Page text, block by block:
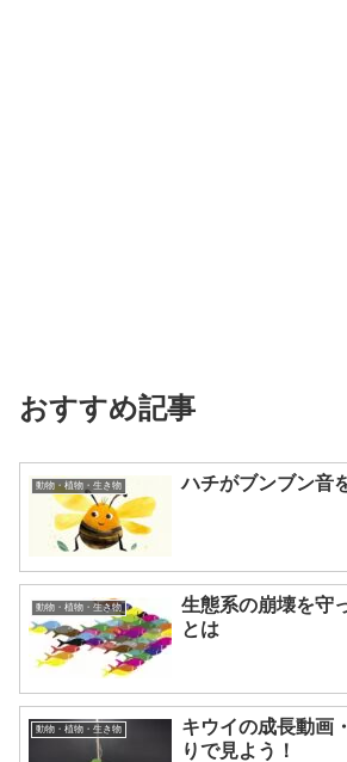
おすすめ記事
動物・植物・生き物 ハチがブンブン音
動物・植物・生き物
生態系の崩壊を守
とは
動物・植物・生き物
キウイの成長動画
りで見よう！